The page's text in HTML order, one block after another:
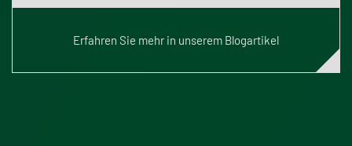
Erfahren Sie mehr in unserem Blogartikel